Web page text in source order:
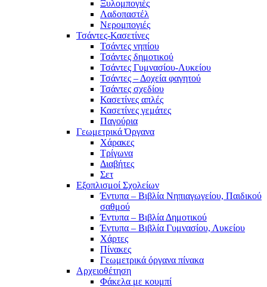
Ξυλομπογιές
Λαδοπαστέλ
Νερομπογιές
Τσάντες-Κασετίνες
Τσάντες νηπίου
Τσάντες δημοτικού
Τσάντες Γυμνασίου-Λυκείου
Τσάντες – Δοχεία φαγητού
Τσάντες σχεδίου
Κασετίνες απλές
Κασετίνες γεμάτες
Παγούρια
Γεωμετρικά Όργανα
Χάρακες
Τρίγωνα
Διαβήτες
Σετ
Εξοπλισμοί Σχολείων
Έντυπα – Βιβλία Νηπιαγωγείου, Παιδικού
σαθμού
Έντυπα – Βιβλία Δημοτικού
Έντυπα – Βιβλία Γυμνασίου, Λυκείου
Χάρτες
Πίνακες
Γεωμετρικά όργανα πίνακα
Αρχειοθέτηση
Φάκελα με κουμπί